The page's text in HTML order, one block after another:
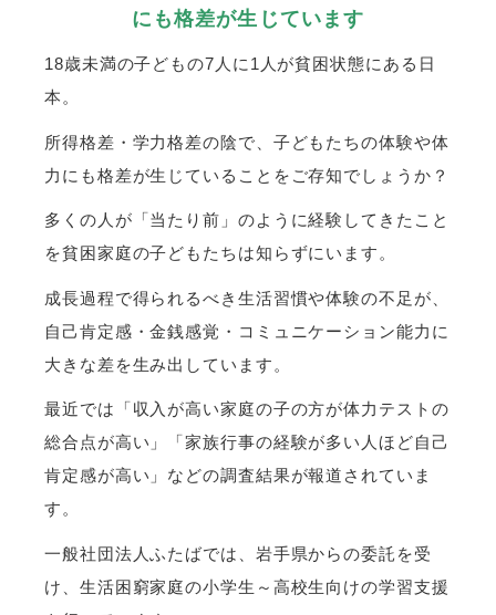
にも格差が生じています
18歳未満の子どもの7人に1人が貧困状態にある日
本。
所得格差・学力格差の陰で、子どもたちの体験や体
力にも格差が生じていることをご存知でしょうか？
多くの人が「当たり前」のように経験してきたこと
を貧困家庭の子どもたちは知らずにいます。
成長過程で得られるべき生活習慣や体験の不足が、
自己肯定感・金銭感覚・コミュニケーション能力に
大きな差を生み出しています。
最近では「収入が高い家庭の子の方が体力テストの
総合点が高い」「家族行事の経験が多い人ほど自己
肯定感が高い」などの調査結果が報道されていま
す。
一般社団法人ふたばでは、岩手県からの委託を受
け、生活困窮家庭の小学生～高校生向けの学習支援